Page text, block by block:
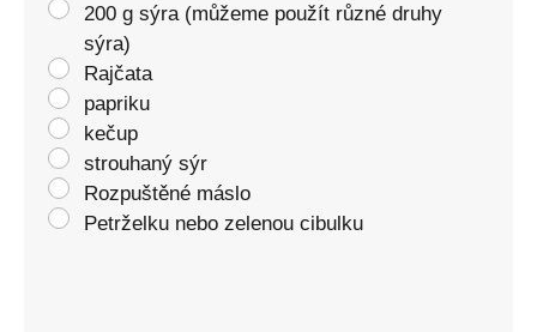
200 g sýra (můžeme použít různé druhy
sýra)
Rajčata
papriku
kečup
strouhaný sýr
Rozpuštěné máslo
Petrželku nebo zelenou cibulku